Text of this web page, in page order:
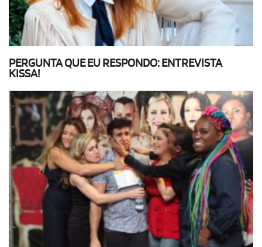
PERGUNTA QUE EU RESPONDO: ENTREVISTA
KISSA!